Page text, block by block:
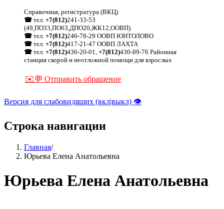
Справочная, регистратура (ВКЦ)
☎ тел. +7(812)241-33-53
(49,ПО33,ПО63,ДПО20,ЖК12,ООВП)
☎ тел. +7(812)246-78-29 ООВП ЮНТОЛОВО
☎ тел. +7(812)417-21-47 ООВП ЛАХТА
☎ тел. +7(812)430-20-01, +7(812)430-89-76 Районная
станция скорой и неотложной помощи для взрослых
✉️💬 Отправить обращение
Версия для слабовидящих (вкл|выкл) 👁
Строка навигации
Главная/
Юрьева Елена Анатольевна
Юрьева Елена Анатольевна